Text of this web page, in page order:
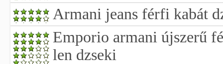
Armani jeans férfi kabát
Emporio armani újszerű
len dzseki